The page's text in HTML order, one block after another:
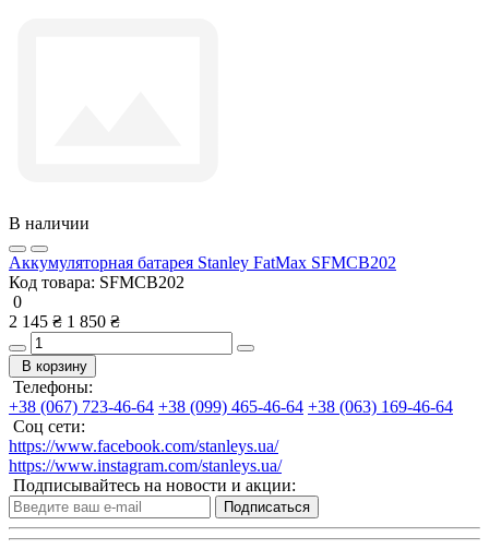
В наличии
Аккумуляторная батарея Stanley FatMax SFMCB202
Код товара: SFMCB202
0
2 145 ₴ 1 850 ₴
В корзину
Телефоны:
+38 (067) 723-46-64 +38 (099) 465-46-64 +38 (063) 169-46-64
Соц сети:
https://www.facebook.com/stanleys.ua/
https://www.instagram.com/stanleys.ua/
Подписывайтесь на новости и акции:
Подписаться